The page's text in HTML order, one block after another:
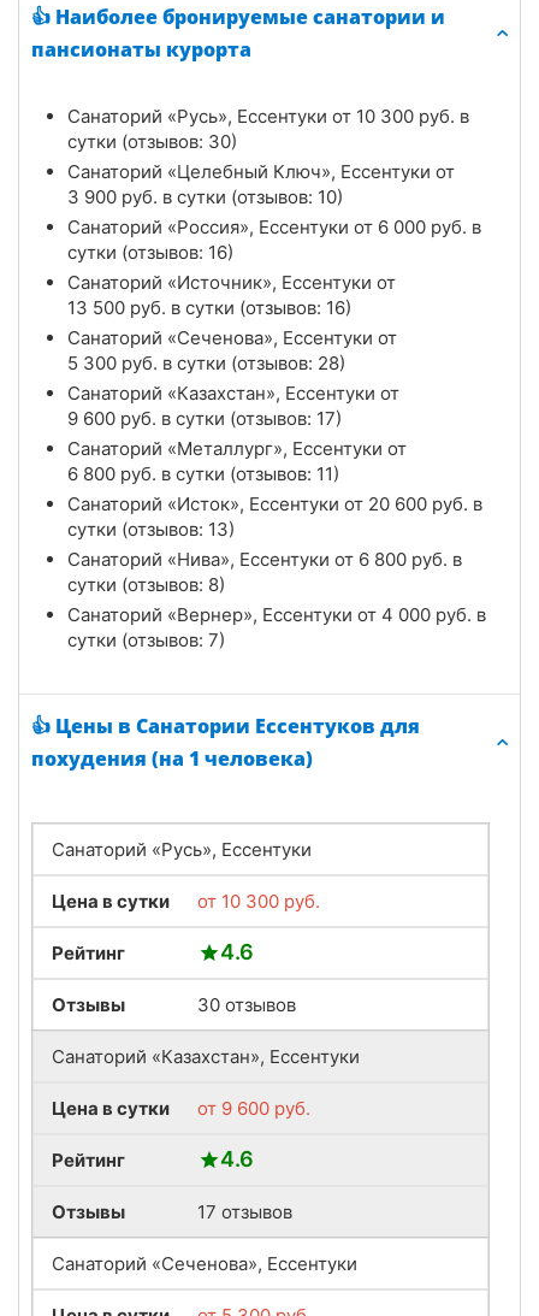
👍 Наиболее бронируемые санатории и
пансионаты курорта
Санаторий «Русь», Ессентуки от 10 300 руб. в
сутки (отзывов: 30)
Санаторий «Целебный Ключ», Ессентуки от
3 900 руб. в сутки (отзывов: 10)
Санаторий «Россия», Ессентуки от 6 000 руб. в
сутки (отзывов: 16)
Санаторий «Источник», Ессентуки от
13 500 руб. в сутки (отзывов: 16)
Санаторий «Сеченова», Ессентуки от
5 300 руб. в сутки (отзывов: 28)
Санаторий «Казахстан», Ессентуки от
9 600 руб. в сутки (отзывов: 17)
Санаторий «Металлург», Ессентуки от
6 800 руб. в сутки (отзывов: 11)
Санаторий «Исток», Ессентуки от 20 600 руб. в
сутки (отзывов: 13)
Санаторий «Нива», Ессентуки от 6 800 руб. в
сутки (отзывов: 8)
Санаторий «Вернер», Ессентуки от 4 000 руб. в
сутки (отзывов: 7)
👍 Цены в Санатории Ессентуков для
похудения (на 1 человека)
Санаторий «Русь», Ессентуки
Цена в сутки от 10 300 руб.
Рейтинг 4.6
Отзывы 30 отзывов
Санаторий «Казахстан», Ессентуки
Цена в сутки от 9 600 руб.
Рейтинг 4.6
Отзывы 17 отзывов
Санаторий «Сеченова», Ессентуки